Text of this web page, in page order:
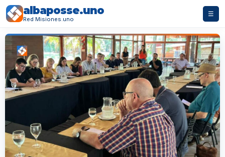
albaposse.uno
Red Misiones.uno
☰